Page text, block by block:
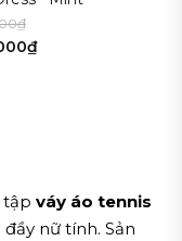
tập váy áo tennis
nữ tính. Sản